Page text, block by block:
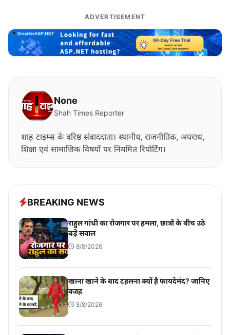
ADVERTISEMENT
None
Shah Times Reporter
शाह टाइम्स के वरिष्ठ संवाददाता। स्थानीय, राजनीतिक, अपराध,
शिक्षा एवं सामाजिक विषयों पर नियमित रिपोर्टिंग।
BREAKING NEWS
राहुल गांधी का रोजगार पर हमला, छात्रों के बीच उठे
बड़े सवाल
8/8/2026
खाना खाने के बाद टहलना क्यों है फायदेमंद? जानिए
वजह
8/8/2026